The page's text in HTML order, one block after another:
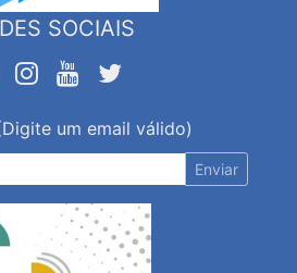
SOCIAIS
um email válido)
Enviar